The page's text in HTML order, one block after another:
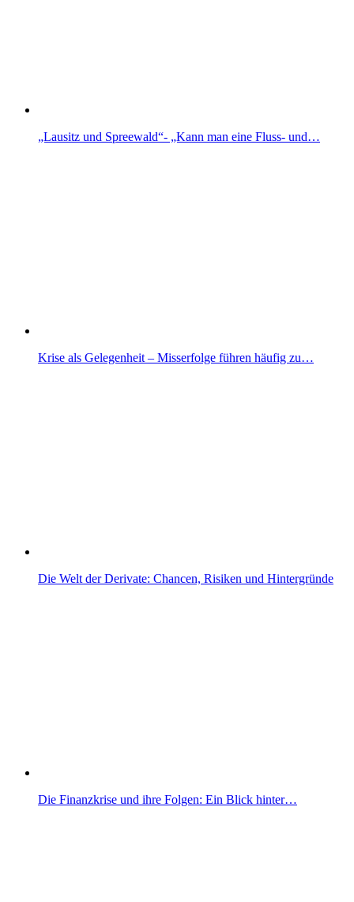
„Lausitz und Spreewald“- „Kann man eine Fluss- und…
Krise als Gelegenheit – Misserfolge führen häufig zu…
Die Welt der Derivate: Chancen, Risiken und Hintergründe
Die Finanzkrise und ihre Folgen: Ein Blick hinter…